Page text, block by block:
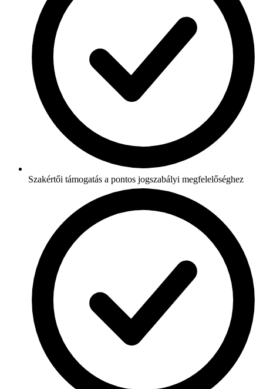
Szakértői támogatás a pontos jogszabályi megfelelőséghez